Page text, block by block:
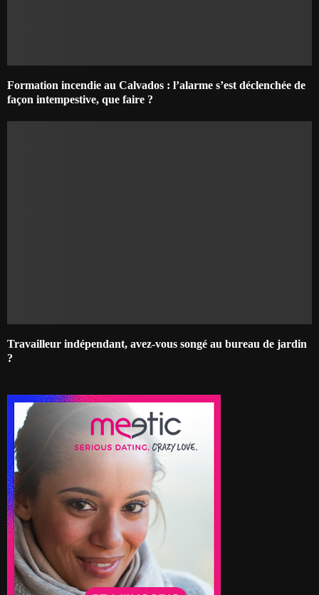
Formation incendie au Calvados : l’alarme s’est déclenchée de
façon intempestive, que faire ?
Travailleur indépendant, avez-vous songé au bureau de jardin
?